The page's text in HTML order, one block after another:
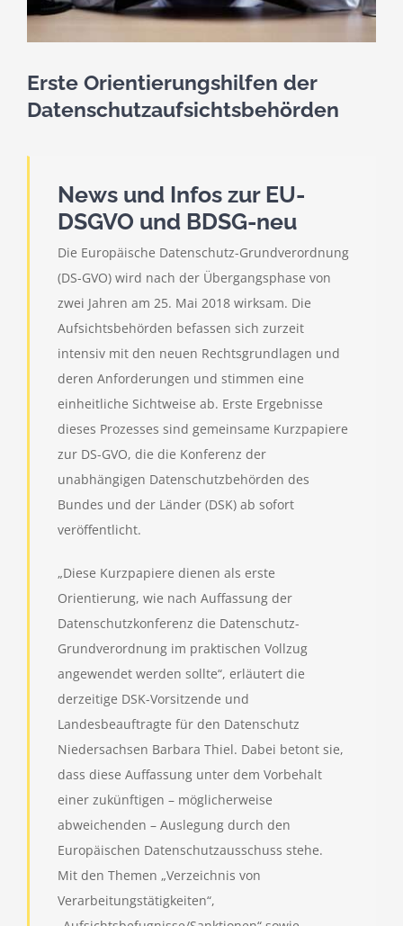
Erste Orientierungshilfen der
Datenschutzaufsichtsbehörden
News und Infos zur EU-
DSGVO und BDSG-neu
Die Europäische Datenschutz-Grundverordnung
(DS-GVO) wird nach der Übergangsphase von
zwei Jahren am 25. Mai 2018 wirksam. Die
Aufsichtsbehörden befassen sich zurzeit
intensiv mit den neuen Rechtsgrundlagen und
deren Anforderungen und stimmen eine
einheitliche Sichtweise ab. Erste Ergebnisse
dieses Prozesses sind gemeinsame Kurzpapiere
zur DS-GVO, die die Konferenz der
unabhängigen Datenschutzbehörden des
Bundes und der Länder (DSK) ab sofort
veröffentlicht.
„Diese Kurzpapiere dienen als erste
Orientierung, wie nach Auffassung der
Datenschutzkonferenz die Datenschutz-
Grundverordnung im praktischen Vollzug
angewendet werden sollte“, erläutert die
derzeitige DSK-Vorsitzende und
Landesbeauftragte für den Datenschutz
Niedersachsen Barbara Thiel. Dabei betont sie,
dass diese Auffassung unter dem Vorbehalt
einer zukünftigen – möglicherweise
abweichenden – Auslegung durch den
Europäischen Datenschutzausschuss stehe.
Mit den Themen „Verzeichnis von
Verarbeitungstätigkeiten“,